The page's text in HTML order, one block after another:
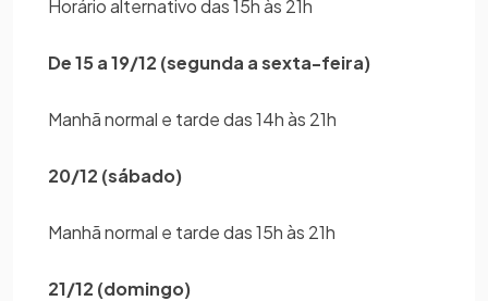
Horário alternativo das 15h às 21h
De 15 a 19/12 (segunda a sexta-feira)
Manhã normal e tarde das 14h às 21h
20/12 (sábado)
Manhã normal e tarde das 15h às 21h
21/12 (domingo)